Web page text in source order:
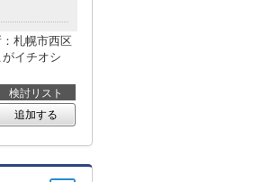
札幌市西区
イチオシ
検討リスト
追加する